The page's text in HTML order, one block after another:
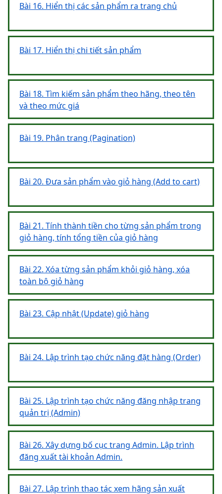
Bài 16. Hiển thị các sản phẩm ra trang chủ
Bài 17. Hiển thị chi tiết sản phẩm
Bài 18. Tìm kiếm sản phẩm theo hãng, theo tên
và theo mức giá
Bài 19. Phân trang (Pagination)
Bài 20. Đưa sản phẩm vào giỏ hàng (Add to cart)
Bài 21. Tính thành tiền cho từng sản phẩm trong
giỏ hàng, tính tổng tiền của giỏ hàng
Bài 22. Xóa từng sản phẩm khỏi giỏ hàng, xóa
toàn bộ giỏ hàng
Bài 23. Cập nhật (Update) giỏ hàng
Bài 24. Lập trình tạo chức năng đặt hàng (Order)
Bài 25. Lập trình tạo chức năng đăng nhập trang
quản trị (Admin)
Bài 26. Xây dựng bố cục trang Admin. Lập trình
đăng xuất tài khoản Admin.
Bài 27. Lập trình thao tác xem hãng sản xuất